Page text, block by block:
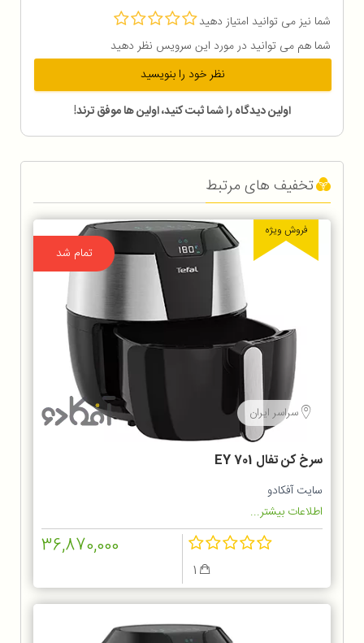
شما نیز می توانید امتیاز دهید
شما هم می توانید در مورد این سرویس نظر دهید
نظر خود را بنویسید
اولین دیدگاه را شما ثبت کنید، اولین ها موفق ترند!
تخفیف های مرتبط
تمام شد
فروش ویژه
سراسر ایران
سرخ كن تفال EY 701
سایت آفکادو
اطلاعات بیشتر...
36,870,000